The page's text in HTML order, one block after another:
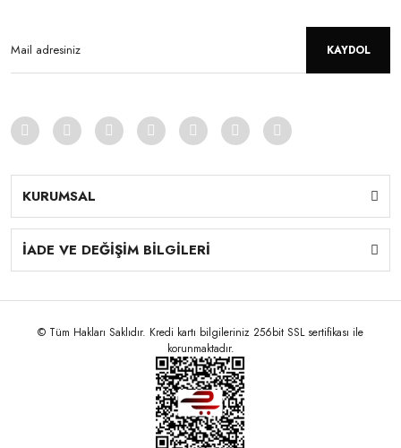
KAYDOL
KURUMSAL
İADE VE DEĞİŞİM BİLGİLERİ
© Tüm Hakları Saklıdır. Kredi kartı bilgileriniz 256bit SSL sertifikası ile
korunmaktadır.